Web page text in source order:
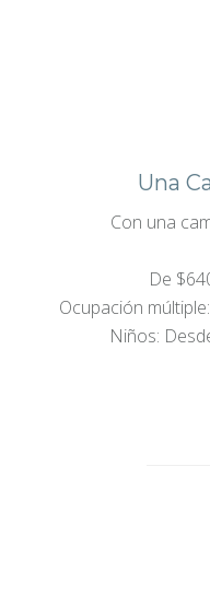
Una
Con una
De
Ocupación
Niños: